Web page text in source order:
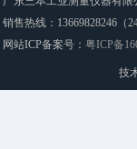
销售热线：13669828246（
网站ICP备案号： 粤ICP备
技